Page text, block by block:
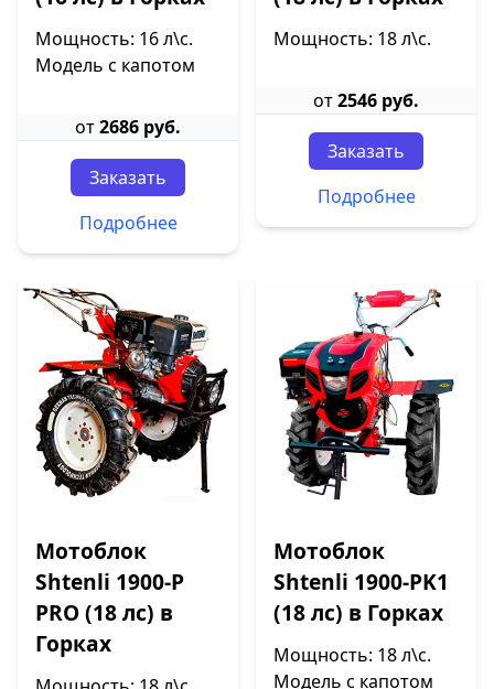
Мощность: 16 л\с.
Модель с капотом
от2686 руб.
Заказать
Подробнее
Мощность: 18 л\с.
от2546 руб.
Заказать
Подробнее
Мотоблок
Shtenli 1900-P
PRO (18 лс) в
Горках
Мотоблок
Shtenli 1900-PK1
(18 лс) в Горках
Мощность: 18 л\с.
Модель с капотом